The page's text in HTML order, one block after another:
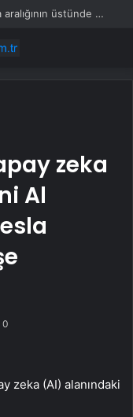
Braveheart Bio halka arzını pazarlama aralığının üstünde fiyatlandırıyor
zeka
Al
0
zeka (AI) alanındaki